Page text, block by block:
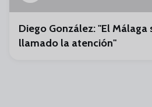
Diego González: "El Málaga
llamado la atención"